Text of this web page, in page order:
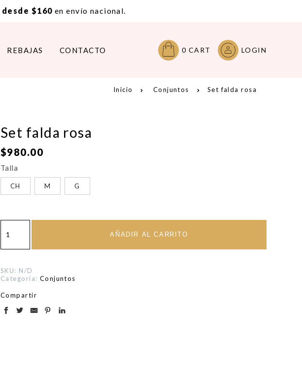
desde $160 en envío nacional.
REBAJAS CONTACTO 0 CART LOGIN
Inicio Conjuntos Set falda rosa
Set falda rosa
$980.00
Talla
CH M G
falda
cantidad
AÑADIR AL CARRITO
SKU: N/D
Categoría: Conjuntos
Compartir